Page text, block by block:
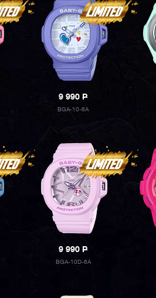
9 990P
BGA-10-6A
9 990P
BGA-10D-6A